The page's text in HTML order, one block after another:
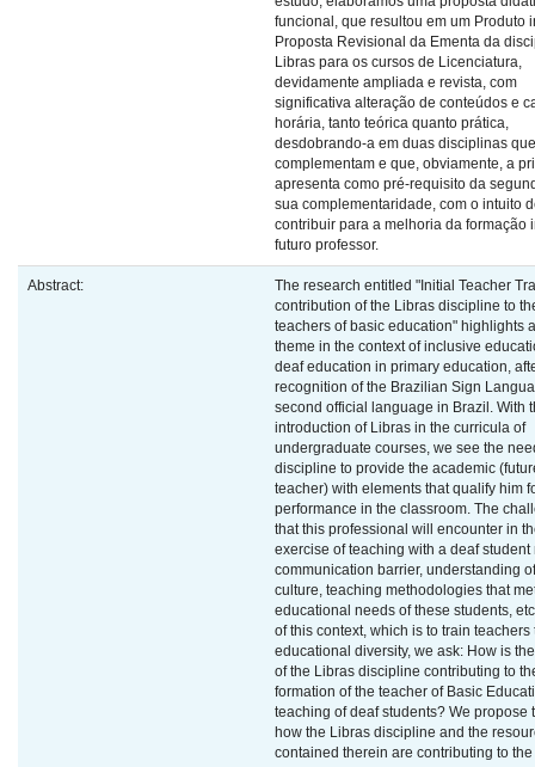
funcional, que resultou em um Produto
Proposta Revisional da Ementa da
Libras para os cursos de Licenciatura,
devidamente ampliada e revista, com
significativa alteração de conteúdos e
horária, tanto teórica quanto prática,
desdobrando-a em duas disciplinas
complementam e que, obviamente, a
apresenta como pré-requisito da
sua complementaridade, com o intuito
contribuir para a melhoria da formação
futuro professor.
Abstract:
The research entitled "Initial Teacher
contribution of the Libras discipline to
teachers of basic education" highlights
theme in the context of inclusive
deaf education in primary education,
recognition of the Brazilian Sign
second official language in Brazil. With
introduction of Libras in the curricula of
undergraduate courses, we see the
discipline to provide the academic
teacher) with elements that qualify him
performance in the classroom. The
that this professional will encounter in
exercise of teaching with a deaf student
communication barrier, understanding
culture, teaching methodologies that
educational needs of these students,
of this context, which is to train teachers
educational diversity, we ask: How is
of the Libras discipline contributing to
formation of the teacher of Basic
teaching of deaf students? We propose
how the Libras discipline and the
contained therein are contributing to